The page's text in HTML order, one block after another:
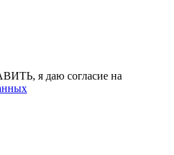
я даю согласие на